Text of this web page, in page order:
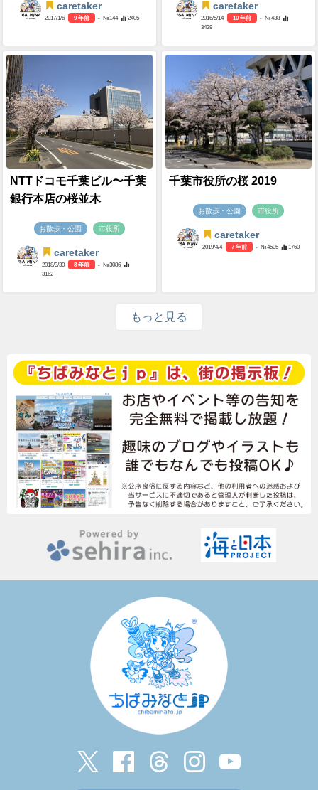
caretaker
2017/1/6 9 年前 - №144 2405
caretaker
2016/5/14 10 年前
- №438
3429
NTTドコモ千葉ビル〜千葉
銀行本店の桜並木
お散歩・公園 市役所
caretaker
2018/3/30 8 年前
- №3086
3162
千葉市役所の桜 2019
お散歩・公園 市役所
caretaker
2019/4/4 7 年前 - №4505 1760
もっと見る